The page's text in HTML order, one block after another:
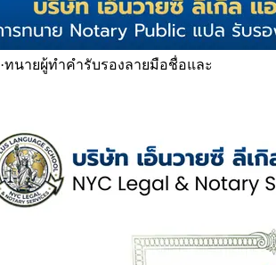
·ทนายผู้ทำคำรับรองลายมือชื่อและ